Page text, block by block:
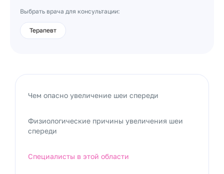
Выбрать врача для консультации:
Терапевт
Чем опасно увеличение шеи спереди
Физиологические причины увеличения шеи
спереди
Специалисты в этой области